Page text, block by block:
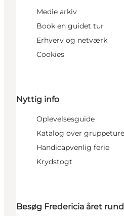
Medie arkiv
Book en guidet tur
Erhverv og netværk
Cookies
Nyttig info
Oplevelsesguide
Katalog over gruppeture
Handicapvenlig ferie
Krydstogt
Besøg Fredericia året